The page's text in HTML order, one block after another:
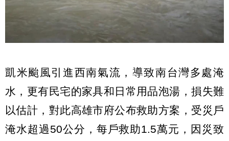
凱米颱風引進西南氣流，導致南台灣多處淹
水，更有民宅的家具和日常用品泡湯，損失難
以估計，對此高雄市府公布救助方案，受災戶
淹水超過50公分，每戶救助1.5萬元，因災致